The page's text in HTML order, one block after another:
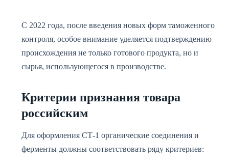
С 2022 года, после введения новых форм таможенного
контроля, особое внимание уделяется подтверждению
происхождения не только готового продукта, но и
сырья, использующегося в производстве.
Критерии признания товара
российским
Для оформления СТ-1 органические соединения и
ферменты должны соответствовать ряду критериев: